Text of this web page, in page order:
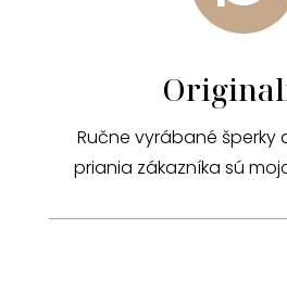
Ručne vyrábané šperky
priania zákazníka sú